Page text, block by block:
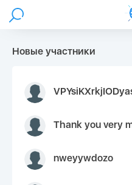
Новые участники
Thank you very much for your inquiry We appreciate you 9126052 https://
nweyywdozo